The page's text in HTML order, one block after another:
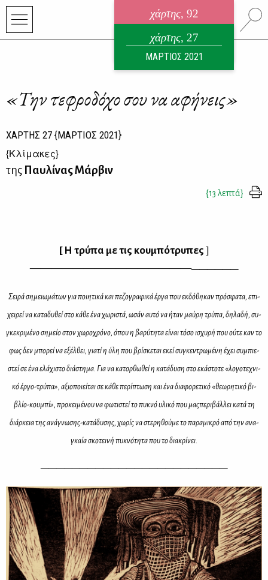
χάρτης, 92
ηλεκτρονικό περιοδικό
ΑΥΓΟΥΣΤΟΣ 2026
χάρτης, 27
ΜΑΡΤΙΟΣ 2021
«Την τεφροδόχο σου να αφήνεις»
ΧΑΡΤΗΣ 27 {ΜΑΡΤΙΟΣ 2021}
{Κλίμακες}
της Παυλίνας Μάρβιν
{13 λεπτά}
[ Η τρύ­πα με τις κου­μπό­τρυ­πες ]
—————————————————————
Σει­ρά ση­μειω­μά­των για ποι­η­τι­κά και πε­ζο­γρα­φι­κά έρ­γα που εκ­δό­θη­καν πρό­σφα­τα, επι­
χει­ρεί να κα­τα­δυ­θεί στο κά­θε ένα χω­ρι­στά, ωσάν αυ­τό να ήταν μαύ­ρη τρύ­πα, δη­λα­δή, συ­
γκε­κρι­μέ­νο ση­μείο στον χω­ρο­χρό­νο, όπου η βα­ρύ­τη­τα εί­ναι τό­σο ισχυ­ρή που ού­τε καν το
φως δεν μπο­ρεί να εξέλ­θει, για­τί η ύλη που βρί­σκε­ται εκεί συ­γκε­ντρω­μέ­νη έχει συ­μπιε­
στεί σε ένα ελά­χι­στο διά­στη­μα. Για να κα­τορ­θω­θεί η κα­τά­δυ­ση στο εκά­στο­τε «λο­γο­τε­χνι­
κό έρ­γο-τρύ­πα», αξιο­ποιεί­ται σε κά­θε πε­ρί­πτω­ση και ένα δια­φο­ρε­τι­κό «θε­ω­ρη­τι­κό βι­
βλίο-κου­μπί», προ­κει­μέ­νου να φω­τι­στεί το πυ­κνό υλι­κό που μα­ςπε­ρι­βάλ­λει κα­τά τη
διάρ­κεια της ανά­γνω­σης-κα­τά­δυ­σης, χω­ρίς να στε­ρη­θού­με το πα­ρα­μι­κρό από την ανα­
γκαία σκο­τει­νή πυ­κνό­τη­τα που το δια­κρί­νει.
————————————————————————